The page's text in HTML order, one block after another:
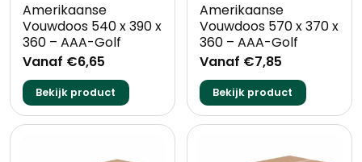
Amerikaanse
Vouwdoos 540 x 390 x
360 – AAA-Golf
Vanaf €6,65
Bekijk product
Amerikaanse
Vouwdoos 570 x 370 x
360 – AAA-Golf
Vanaf €7,85
Bekijk product